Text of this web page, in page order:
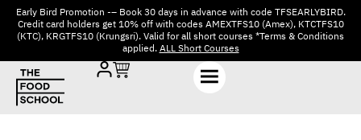
Early Bird Promotion -– Book 30 days in advance with code TFSEARLYBIRD.
Credit card holders get 10% off with codes AMEXTFS10 (Amex), KTCTFS10
(KTC), KRGTFS10 (Krungsri). Valid for all short courses *Terms & Conditions
applied.ALL Short Courses